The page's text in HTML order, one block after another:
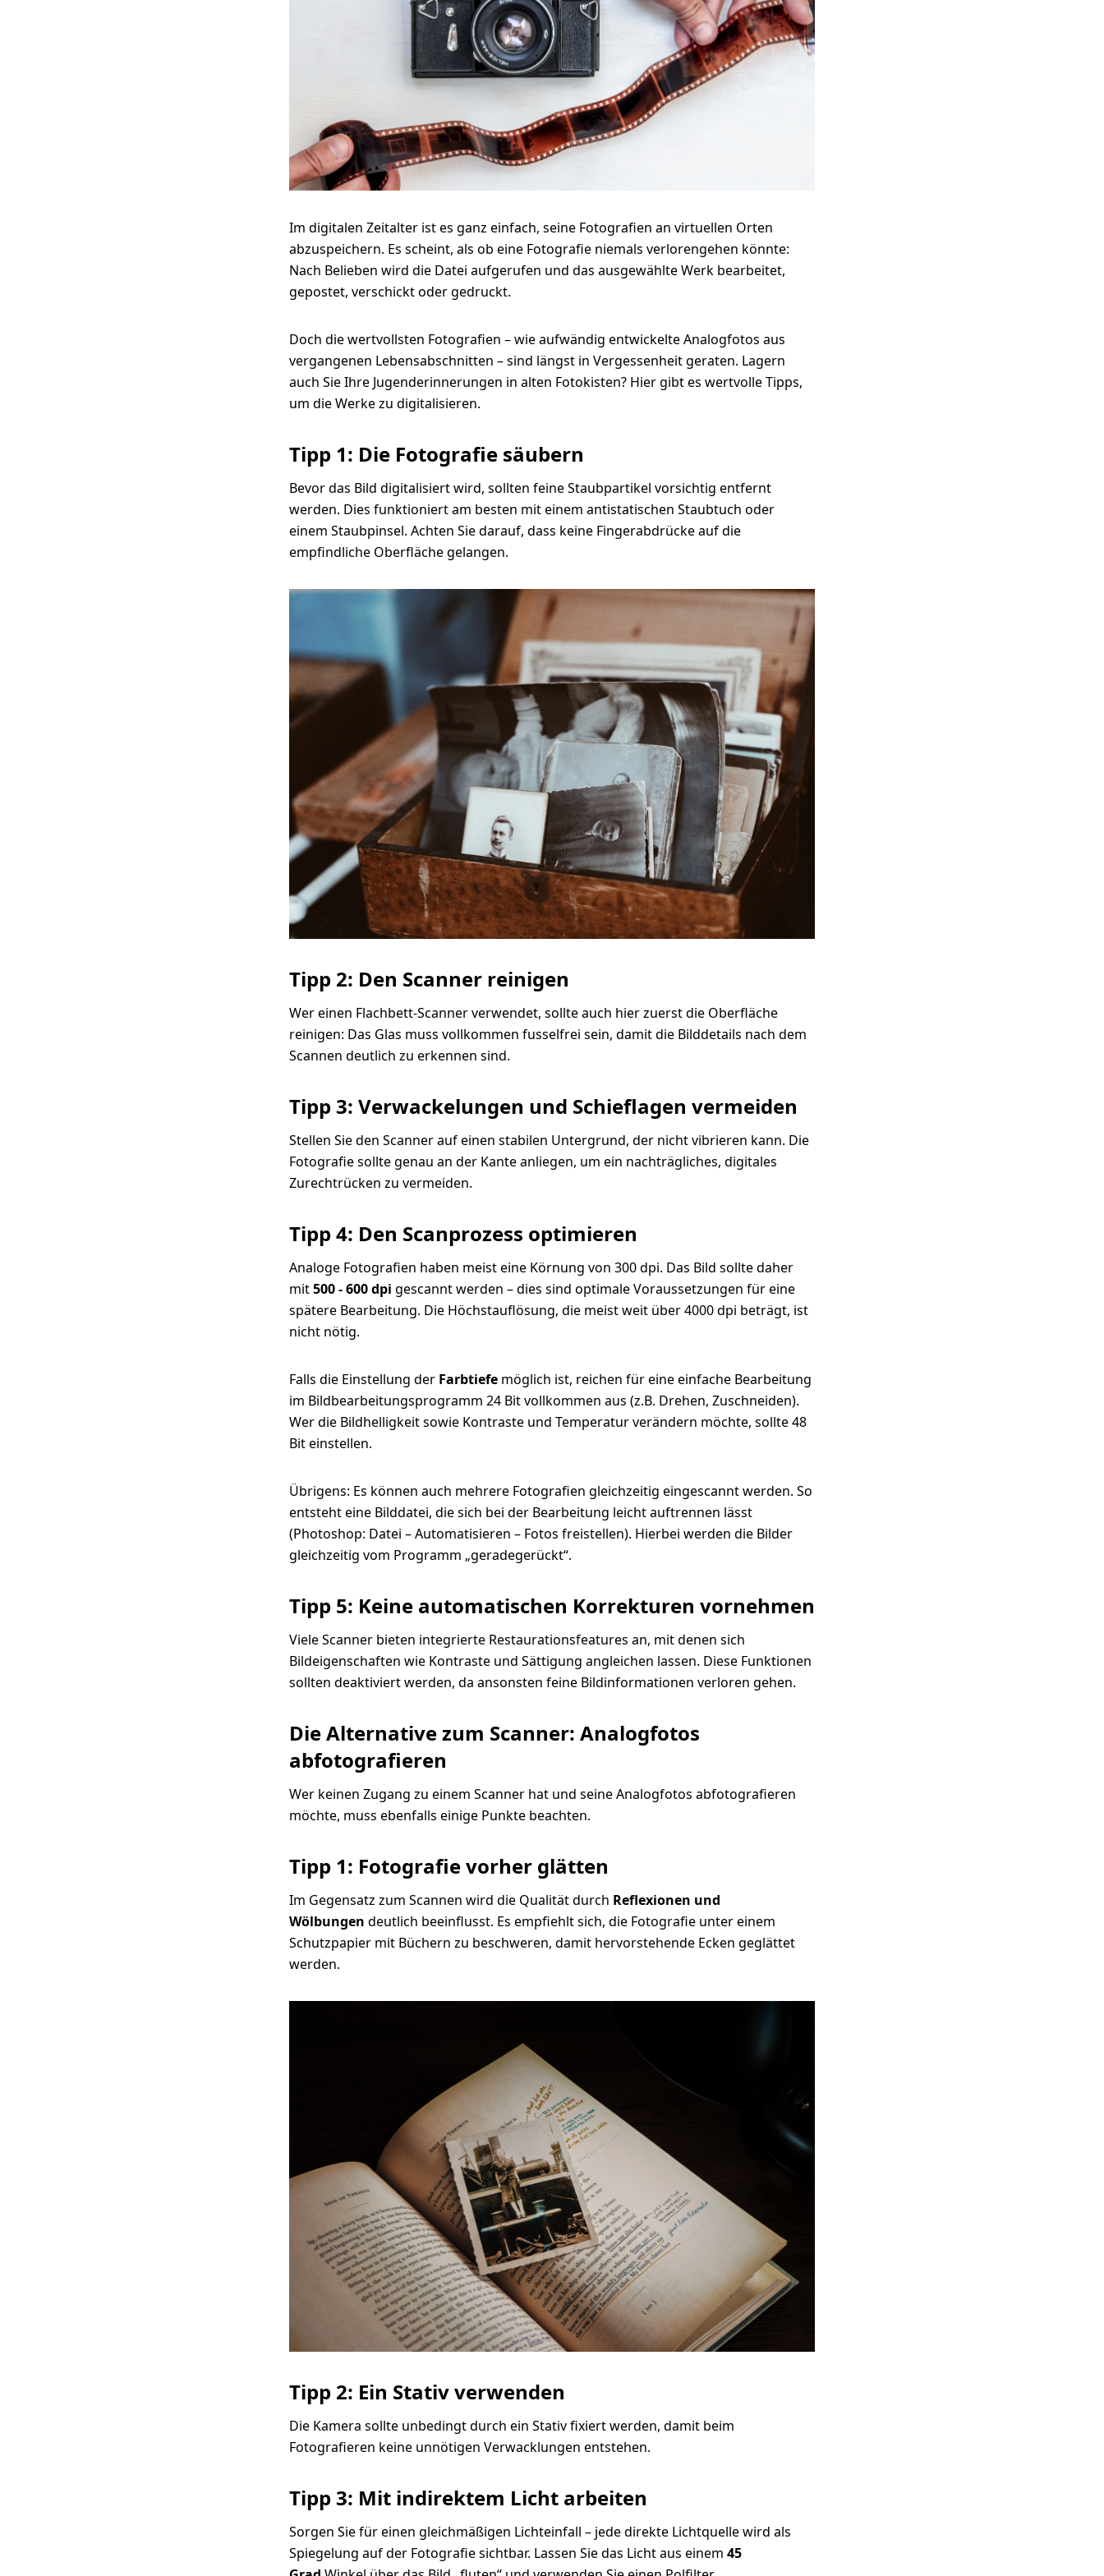
Rahmen
Foto hinter Acryl in
Slimline-Einfassung
Vitrinenrahmen
Foto-Abzug Ilford
S/W-Papier
Foto-Abzug auf
Barytpapier
Magnet-
Wechselrahmen
WhiteWall
SuperResolution
Im digitalen Zeitalter ist es ganz einfach, seine Fotografien an virtuellen Orten
abzuspeichern. Es scheint, als ob eine Fotografie niemals verlorengehen könnte:
Nach Belieben wird die Datei aufgerufen und das ausgewählte Werk bearbeitet,
gepostet, verschickt oder gedruckt.
Doch die wertvollsten Fotografien – wie aufwändig entwickelte Analogfotos aus
vergangenen Lebensabschnitten – sind längst in Vergessenheit geraten. Lagern
auch Sie Ihre Jugenderinnerungen in alten Fotokisten? Hier gibt es wertvolle Tipps,
um die Werke zu digitalisieren.
Tipp 1: Die Fotografie säubern
Bevor das Bild digitalisiert wird, sollten feine Staubpartikel vorsichtig entfernt
werden. Dies funktioniert am besten mit einem antistatischen Staubtuch oder
einem Staubpinsel. Achten Sie darauf, dass keine Fingerabdrücke auf die
empfindliche Oberfläche gelangen.
Tipp 2: Den Scanner reinigen
Wer einen Flachbett-Scanner verwendet, sollte auch hier zuerst die Oberfläche
reinigen: Das Glas muss vollkommen fusselfrei sein, damit die Bilddetails nach dem
Scannen deutlich zu erkennen sind.
Tipp 3: Verwackelungen und Schieflagen vermeiden
Stellen Sie den Scanner auf einen stabilen Untergrund, der nicht vibrieren kann. Die
Fotografie sollte genau an der Kante anliegen, um ein nachträgliches, digitales
Zurechtrücken zu vermeiden.
Tipp 4: Den Scanprozess optimieren
Analoge Fotografien haben meist eine Körnung von 300 dpi. Das Bild sollte daher
mit500 - 600 dpi gescannt werden – dies sind optimale Voraussetzungen für eine
spätere Bearbeitung. Die Höchstauflösung, die meist weit über 4000 dpi beträgt, ist
nicht nötig.
Falls die Einstellung der Farbtiefe möglich ist, reichen für eine einfache Bearbeitung
im Bildbearbeitungsprogramm 24 Bit vollkommen aus (z.B. Drehen, Zuschneiden).
Wer die Bildhelligkeit sowie Kontraste und Temperatur verändern möchte, sollte 48
Bit einstellen.
Übrigens: Es können auch mehrere Fotografien gleichzeitig eingescannt werden. So
entsteht eine Bilddatei, die sich bei der Bearbeitung leicht auftrennen lässt
(Photoshop: Datei – Automatisieren – Fotos freistellen). Hierbei werden die Bilder
gleichzeitig vom Programm „geradegerückt“.
Tipp 5: Keine automatischen Korrekturen vornehmen
Viele Scanner bieten integrierte Restaurationsfeatures an, mit denen sich
Bildeigenschaften wie Kontraste und Sättigung angleichen lassen. Diese Funktionen
sollten deaktiviert werden, da ansonsten feine Bildinformationen verloren gehen.
Die Alternative zum Scanner: Analogfotos
abfotografieren
Wer keinen Zugang zu einem Scanner hat und seine Analogfotos abfotografieren
möchte, muss ebenfalls einige Punkte beachten.
Tipp 1: Fotografie vorher glätten
Im Gegensatz zum Scannen wird die Qualität durch Reflexionen und
Wölbungen deutlich beeinflusst. Es empfiehlt sich, die Fotografie unter einem
Schutzpapier mit Büchern zu beschweren, damit hervorstehende Ecken geglättet
werden.
Tipp 2: Ein Stativ verwenden
Die Kamera sollte unbedingt durch ein Stativ fixiert werden, damit beim
Fotografieren keine unnötigen Verwacklungen entstehen.
Tipp 3: Mit indirektem Licht arbeiten
Sorgen Sie für einen gleichmäßigen Lichteinfall – jede direkte Lichtquelle wird als
Spiegelung auf der Fotografie sichtbar. Lassen Sie das Licht aus einem 45